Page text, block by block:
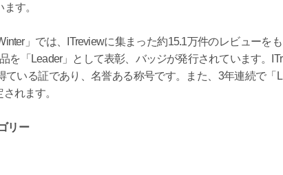
す。
」では、ITreviewに集まった約15.1万件のレビューをも
を「Leader」として表彰、バッジが発行されています。ITr
ている証であり、名誉ある称号です。また、3年連続で「L
れます。
リー